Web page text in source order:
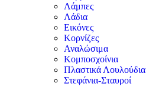
Λάμπες
Λάδια
Εικόνες
Κορνίζες
Αναλώσιμα
Κομποσχοίνια
Πλαστικά Λουλούδια
Στεφάνια-Σταυροί